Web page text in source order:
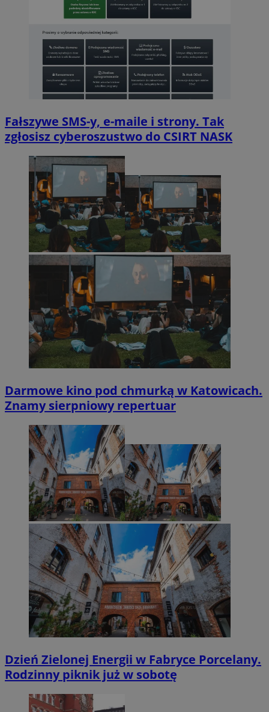
Fałszywe SMS-y, e-maile i strony. Tak
zgłosisz cyberoszustwo do CSIRT NASK
Darmowe kino pod chmurką w Katowicach.
Znamy sierpniowy repertuar
Dzień Zielonej Energii w Fabryce Porcelany.
Rodzinny piknik już w sobotę